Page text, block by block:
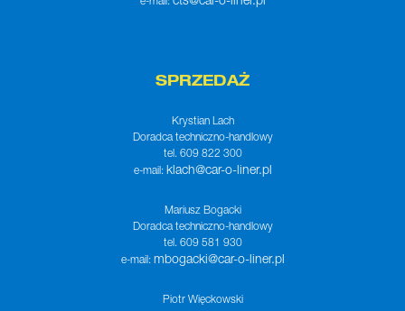
SPRZEDAŻ
Krystian Lach
Doradca techniczno-handlowy
tel. 609 822 300
e-mail: klach@car-o-liner.pl
Mariusz Bogacki
Doradca techniczno-handlowy
tel. 609 581 930
e-mail: mbogacki@car-o-liner.pl
Piotr Więckowski